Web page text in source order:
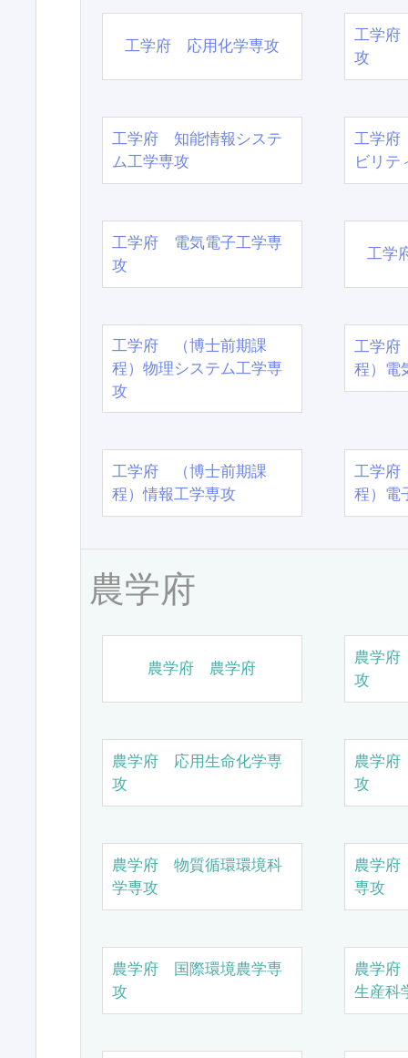
工学府 応用化学専攻
工学府
攻
工学府 知能情報システ
ム工学専攻
工学府
ビリテ
工学府 電気電子工学専
攻
工学
工学府 （博士前期課
程）物理システム工学専
攻
工学
程）電
工学府 （博士前期課
程）情報工学専攻
工学
程）電
農学府
農学府 農学府
農学
攻
農学府 応用生命化学専
攻
農学
攻
農学府 物質循環環境科
学専攻
農学
専攻
農学府 国際環境農学専
攻
農学
生産科